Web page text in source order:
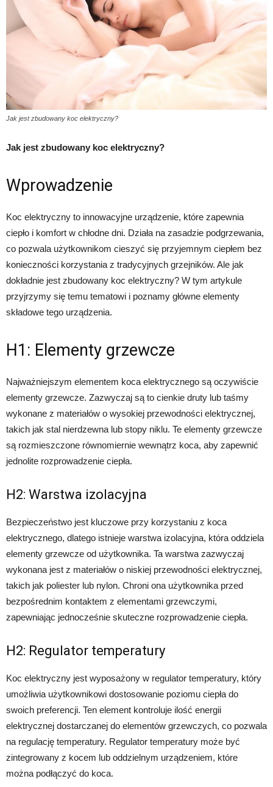
Jak jest zbudowany koc elektryczny?
Jak jest zbudowany koc elektryczny?
Wprowadzenie
Koc elektryczny to innowacyjne urządzenie, które zapewnia
ciepło i komfort w chłodne dni. Działa na zasadzie podgrzewania,
co pozwala użytkownikom cieszyć się przyjemnym ciepłem bez
konieczności korzystania z tradycyjnych grzejników. Ale jak
dokładnie jest zbudowany koc elektryczny? W tym artykule
przyjrzymy się temu tematowi i poznamy główne elementy
składowe tego urządzenia.
H1: Elementy grzewcze
Najważniejszym elementem koca elektrycznego są oczywiście
elementy grzewcze. Zazwyczaj są to cienkie druty lub taśmy
wykonane z materiałów o wysokiej przewodności elektrycznej,
takich jak stal nierdzewna lub stopy niklu. Te elementy grzewcze
są rozmieszczone równomiernie wewnątrz koca, aby zapewnić
jednolite rozprowadzenie ciepła.
H2: Warstwa izolacyjna
Bezpieczeństwo jest kluczowe przy korzystaniu z koca
elektrycznego, dlatego istnieje warstwa izolacyjna, która oddziela
elementy grzewcze od użytkownika. Ta warstwa zazwyczaj
wykonana jest z materiałów o niskiej przewodności elektrycznej,
takich jak poliester lub nylon. Chroni ona użytkownika przed
bezpośrednim kontaktem z elementami grzewczymi,
zapewniając jednocześnie skuteczne rozprowadzenie ciepła.
H2: Regulator temperatury
Koc elektryczny jest wyposażony w regulator temperatury, który
umożliwia użytkownikowi dostosowanie poziomu ciepła do
swoich preferencji. Ten element kontroluje ilość energii
elektrycznej dostarczanej do elementów grzewczych, co pozwala
na regulację temperatury. Regulator temperatury może być
zintegrowany z kocem lub oddzielnym urządzeniem, które
można podłączyć do koca.